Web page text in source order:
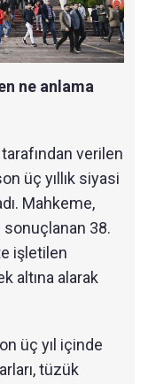
ne anlama
verilen
üç yıllık siyasi
Mahkeme,
sonuçlanan 38.
işletilen
altına alarak
üç yıl içinde
tüzük